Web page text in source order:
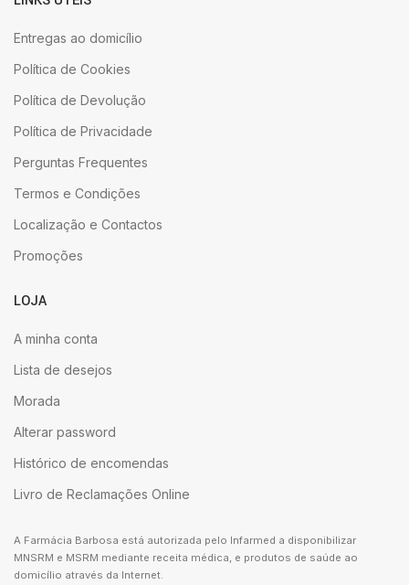
Entregas ao domicílio
Política de Cookies
Política de Devolução
Política de Privacidade
Perguntas Frequentes
Termos e Condições
Localização e Contactos
Promoções
LOJA
A minha conta
Lista de desejos
Morada
Alterar password
Histórico de encomendas
Livro de Reclamações Online
A Farmácia Barbosa está autorizada pelo Infarmed a disponibilizar
MNSRM e MSRM mediante receita médica, e produtos de saúde ao
domicílio através da Internet.